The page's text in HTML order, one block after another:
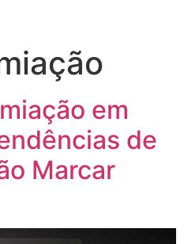
em
de
Marcar